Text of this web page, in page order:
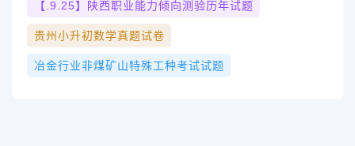
【.9.25】陕西职业能力倾向测验历年试题
贵州小升初数学真题试卷
冶金行业非煤矿山特殊工种考试试题